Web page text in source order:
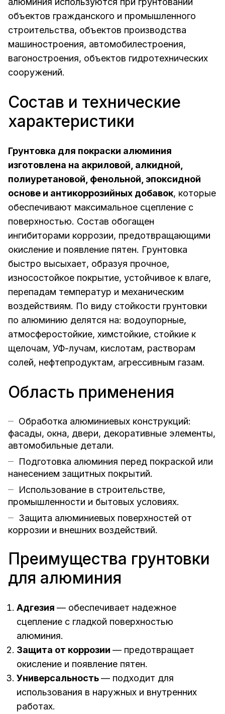
объектов гражданского и промышленного
строительства, объектов производства
машиностроения, автомобилестроения,
вагоностроения, объектов гидротехнических
сооружений.
Состав и технические
характеристики
Грунтовка для покраски алюминия
изготовлена на акриловой, алкидной,
полиуретановой, фенольной, эпоксидной
основе и антикоррозийных добавок, которые
обеспечивают максимальное сцепление с
поверхностью. Состав обогащен
ингибиторами коррозии, предотвращающими
окисление и появление пятен. Грунтовка
быстро высыхает, образуя прочное,
износостойкое покрытие, устойчивое к влаге,
перепадам температур и механическим
воздействиям. По виду стойкости грунтовки
по алюминию делятся на: водоупорные,
атмосферостойкие, химстойкие, стойкие к
щелочам, УФ-лучам, кислотам, растворам
солей, нефтепродуктам, агрессивным газам.
Область применения
Обработка алюминиевых конструкций:
фасады, окна, двери, декоративные элементы,
автомобильные детали.
Подготовка алюминия перед покраской или
нанесением защитных покрытий.
Использование в строительстве,
промышленности и бытовых условиях.
Защита алюминиевых поверхностей от
коррозии и внешних воздействий.
Преимущества грунтовки
для алюминия
Адгезия — обеспечивает надежное
сцепление с гладкой поверхностью
алюминия.
Защита от коррозии — предотвращает
окисление и появление пятен.
Универсальность— подходит для
использования в наружных и внутренних
работах.